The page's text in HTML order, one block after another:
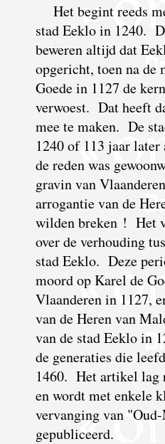
Het begint reeds
stad Eeklo in 1240.
beweren altijd dat
opgericht, toen na de
Goede in 1127 de
verwoest. Dat heeft
mee te maken. De
1240 of 113 jaar
de reden was
gravin van
arrogantie van de
wilden breken ! Het
over de verhouding
stad Eeklo. Deze
moord op Karel de
Vlaanderen in 1127,
van de Heren van
van de stad Eeklo in
de generaties die
1460. Het artikel lag
en wordt met enkele
vervanging van
gepubliceerd.